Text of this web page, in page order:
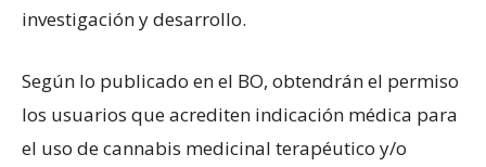
investigación y desarrollo.
Según lo publicado en el BO, obtendrán el permiso
los usuarios que acrediten indicación médica para
el uso de cannabis medicinal terapéutico y/o